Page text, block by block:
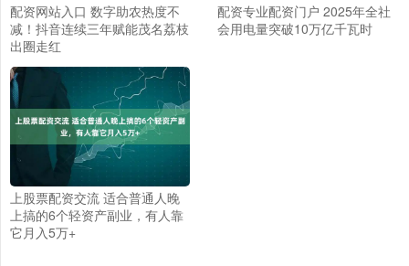
配资网站入口 数字助农热度不
减！抖音连续三年赋能茂名荔枝
出圈走红
配资专业配资门户 2025年全社
会用电量突破10万亿千瓦时
上股票配资交流 适合普通人晚
上搞的6个轻资产副业，有人靠
它月入5万+